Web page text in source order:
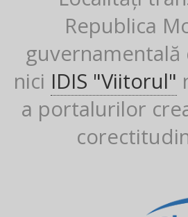
Republica
guvernamentală
nici IDIS "Viitorul"
a portalurilor